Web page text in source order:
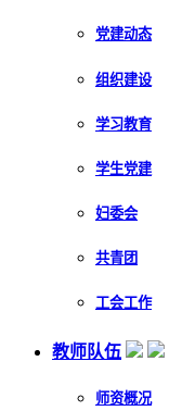
党建动态
组织建设
学习教育
学生党建
妇委会
共青团
工会工作
教师队伍
师资概况